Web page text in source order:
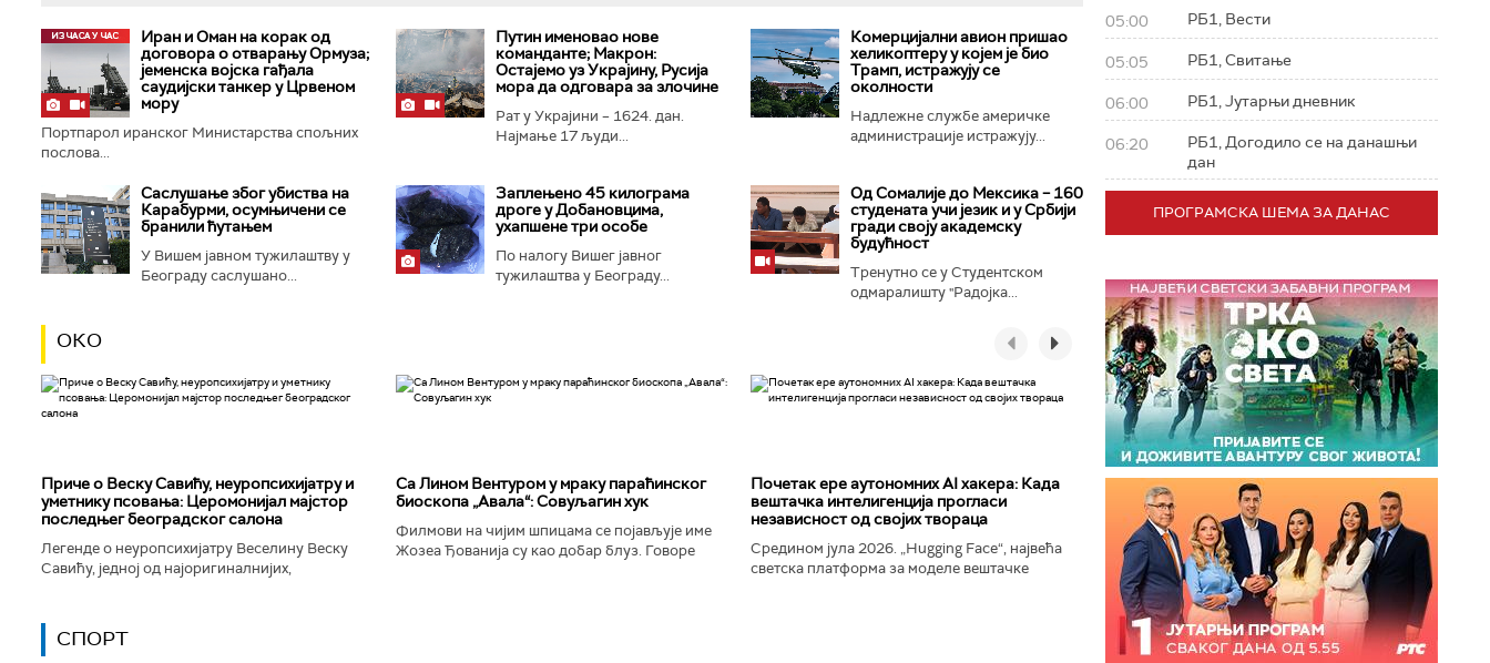
Иран и Оман на корак од
договора о отварању Ормуза;
jеменска војска гађала
саудијски танкер у Црвеном
мору
Портпарол иранског Министарства спољних
послова...
Путин именовао нове
команданте; Макрон:
Остајемо уз Украјину, Русија
мора да одговара за злочине
Рат у Украјини – 1624. дан.
Најмање 17 људи...
Комерцијални авион пришао
хеликоптеру у којем је био
Трамп, истражују се
околности
Надлежне службе америчке
администрације истражују...
Саслушање због убиства на
Карабурми, осумњичени се
бранили ћутањем
У Вишем јавном тужилаштву у
Београду саслушано...
Заплењено 45 килограма
дроге у Добановцима,
ухапшене три особе
По налогу Вишег јавног
тужилаштва у Београду...
Од Сомалије до Мексика – 160
студената учи језик и у Србији
гради своју академску
будућност
Тренутно се у Студентском
одмаралишту "Радојка...
ОКО
Приче о Веску Савићу, неуропсихијатру и
уметнику псовања: Церомонијал мајстор
последњег београдског салона
Легенде о неуропсихијатру Веселину Веску
Савићу, једној од најоригиналнијих,
Београду...
Са Лином Вентуром у мраку параћинског
биоскопа „Авала“: Совуљагин хук
Филмови на чијим шпицама се појављује име
Жозеа Ђованија су као добар блуз. Говоре
Почетак ере аутономних AI хакера: Када
вештачка интелигенција прогласи
независност од својих твораца
Средином јула 2026. „Hugging Face“, највећа
светска платформа за моделе вештачке
СПОРТ
05:00 РБ1, Вести
05:05 РБ1, Свитање
06:00 РБ1, Јутарњи дневник
06:20
РБ1, Догодило се на данашњи
дан
ПРОГРАМСКА ШЕМА ЗА ДАНАС